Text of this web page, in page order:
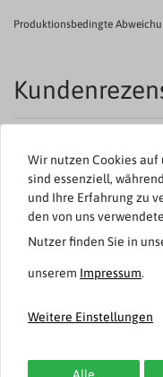
Produktionsbedingte
Wir nutzen Cookies auf
sind essenziell,
und Ihre Erfahrung zu
den von uns
Nutzer finden Sie in
unserem Impressum.
Weitere Einstellungen